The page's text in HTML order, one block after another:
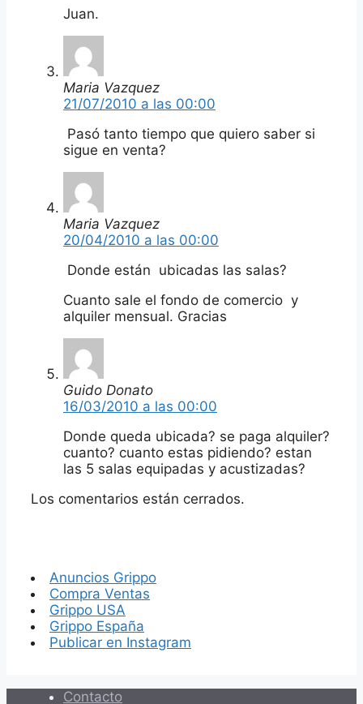
Juan.
Maria Vazquez
21/07/2010 a las 00:00
Pasó tanto tiempo que quiero saber si
sigue en venta?
Maria Vazquez
20/04/2010 a las 00:00
Donde están ubicadas las salas?
Cuanto sale el fondo de comercio y
alquiler mensual. Gracias
Guido Donato
16/03/2010 a las 00:00
Donde queda ubicada? se paga alquiler?
cuanto? cuanto estas pidiendo? estan
las 5 salas equipadas y acustizadas?
Los comentarios están cerrados.
Anuncios Grippo
Compra Ventas
Grippo USA
Grippo España
Publicar en Instagram
Contacto